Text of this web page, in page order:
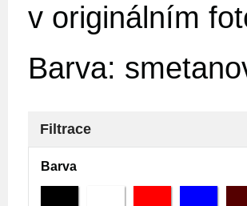
v originálním
Barva:
Filtrace
Barva